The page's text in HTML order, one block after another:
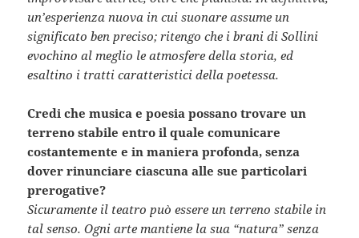
un’esperienza nuova in cui suonare assume un
significato ben preciso; ritengo che i brani di Sollini
evochino al meglio le atmosfere della storia, ed
esaltino i tratti caratteristici della poetessa.
Credi che musica e poesia possano trovare un
terreno stabile entro il quale comunicare
costantemente e in maniera profonda, senza
dover rinunciare ciascuna alle sue particolari
prerogative?
Sicuramente il teatro può essere un terreno stabile in
tal senso. Ogni arte mantiene la sua “natura” senza